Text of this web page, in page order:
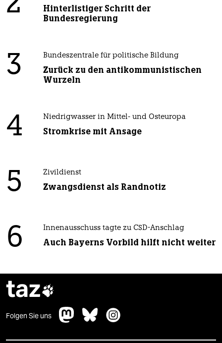
Hinterlistiger Schritt der
Bundesregierung
3 Bundeszentrale für politische Bildung
Zurück zu den antikommunistischen
Wurzeln
4 Niedrigwasser in Mittel- und Osteuropa
Stromkrise mit Ansage
5 Zivildienst
Zwangsdienst als Randnotiz
6 Innenausschuss tagte zu CSD-Anschlag
Auch Bayerns Vorbild hilft nicht weiter
taz
Folgen Sie uns